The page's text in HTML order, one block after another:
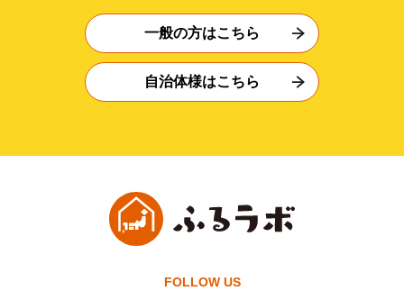
一般の方はこちら
自治体様はこちら
FOLLOW US